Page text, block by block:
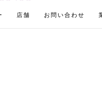
店舗 お問い合わせ